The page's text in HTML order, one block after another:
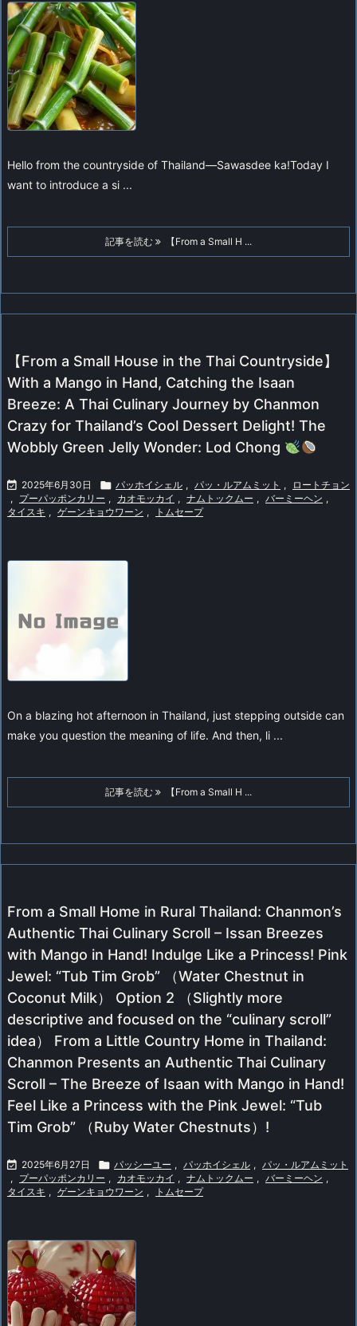
Hello from the countryside of Thailand—Sawasdee ka!Today I
want to introduce a si ...
記事を読む 【From a Small H ...
【From a Small House in the Thai Countryside】
With a Mango in Hand, Catching the Isaan
Breeze: A Thai Culinary Journey by Chanmon
Crazy for Thailand’s Cool Dessert Delight! The
Wobbly Green Jelly Wonder: Lod Chong
 2025年6月30日  パッホイシェル , パッ・ルアムミット ,
ロートチョン
, プーパッポンカリー , カオモッカイ , ナムトックムー , バーミーヘン ,
タイスキ , ゲーンキョウワーン , トムセープ
On a blazing hot afternoon in Thailand, just stepping outside can
make you question the meaning of life. And then, li ...
記事を読む 【From a Small H ...
From a Small Home in Rural Thailand: Chanmon’s
Authentic Thai Culinary Scroll – Issan Breezes
with Mango in Hand! Indulge Like a Princess! Pink
Jewel: “Tub Tim Grob” （Water Chestnut in
Coconut Milk） Option 2 （Slightly more
descriptive and focused on the “culinary scroll”
idea） From a Little Country Home in Thailand:
Chanmon Presents an Authentic Thai Culinary
Scroll – The Breeze of Isaan with Mango in Hand!
Feel Like a Princess with the Pink Jewel: “Tub
Tim Grob” （Ruby Water Chestnuts）!
 2025年6月27日  パッシーユー , パッホイシェル , パッ・ルアムミット
, プーパッポンカリー , カオモッカイ , ナムトックムー , バーミーヘン ,
タイスキ , ゲーンキョウワーン , トムセープ